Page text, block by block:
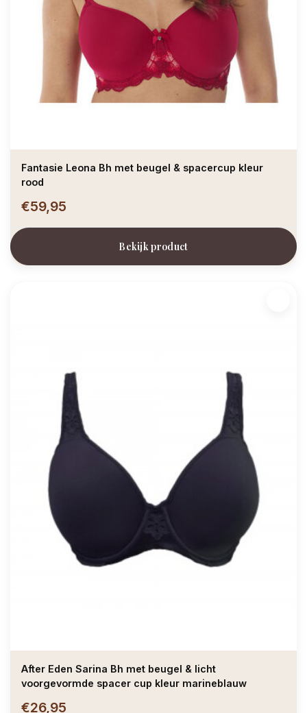
Fantasie Leona Bh met beugel & spacercup kleur
rood
€59,95
Bekijk product
After Eden Sarina Bh met beugel & licht
voorgevormde spacer cup kleur marineblauw
€26,95